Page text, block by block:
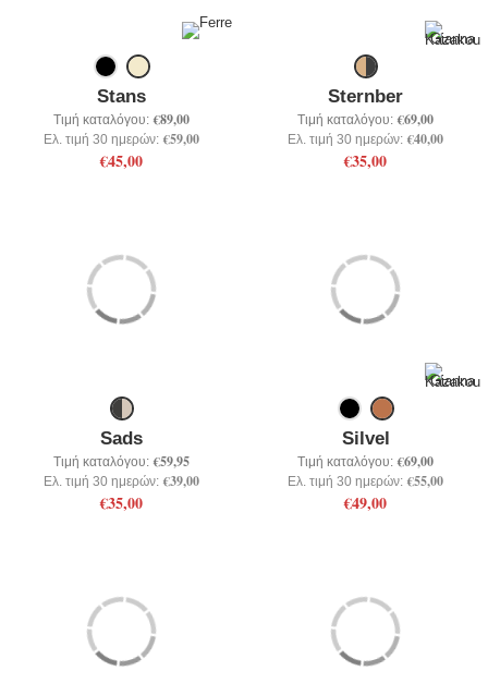
Stans
Τιμή καταλόγου: €89,00
Ελ. τιμή 30 ημερών: €59,00
€45,00
Sternber
Τιμή καταλόγου: €69,00
Ελ. τιμή 30 ημερών: €40,00
€35,00
Sads
Τιμή καταλόγου: €59,95
Ελ. τιμή 30 ημερών: €39,00
€35,00
Silvel
Τιμή καταλόγου: €69,00
Ελ. τιμή 30 ημερών: €55,00
€49,00